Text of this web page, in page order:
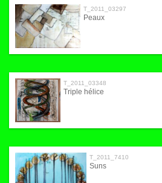
T_2011_03297
Peaux
T_2011_03348
Triple hélice
T_2011_7410
Suns